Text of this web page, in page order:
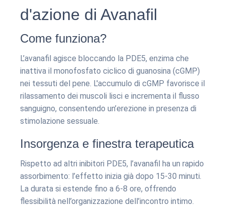
d'azione di Avanafil
Come funziona?
L’avanafil agisce bloccando la PDE5, enzima che
inattiva il monofosfato ciclico di guanosina (cGMP)
nei tessuti del pene. L'accumulo di cGMP favorisce il
rilassamento dei muscoli lisci e incrementa il flusso
sanguigno, consentendo un’erezione in presenza di
stimolazione sessuale.
Insorgenza e finestra terapeutica
Rispetto ad altri inibitori PDE5, l’avanafil ha un rapido
assorbimento: l’effetto inizia già dopo 15-30 minuti.
La durata si estende fino a 6-8 ore, offrendo
flessibilità nell’organizzazione dell’incontro intimo.